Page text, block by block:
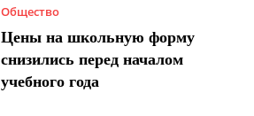
Общество
Цены на школьную форму
снизились перед началом
учебного года